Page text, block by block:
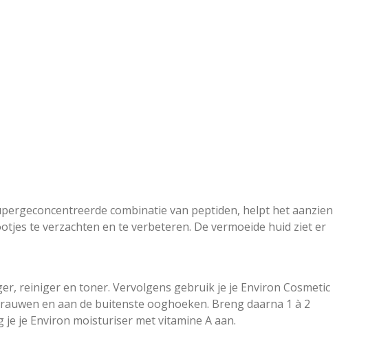
combinatie van peptiden, helpt het aanzien
te verzachten en te verbeteren. De vermoeide huid ziet er
reiniger en toner. Vervolgens gebruik je je Environ Cosmetic
en aan de buitenste ooghoeken. Breng daarna 1 à 2
je Environ moisturiser met vitamine A aan.